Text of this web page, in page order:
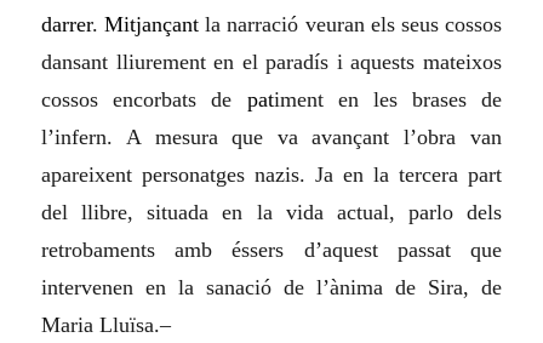
darrer.Mitjançant la narració veuran els seus cossos
dansant lliurement en el paradís i aquests mateixos
cossos encorbats de patiment en les brases de
l’infern. A mesura que va avançant l’obra van
apareixent personatges nazis. Ja en la tercera part
del llibre, situada en la vida actual, parlo dels
retrobaments amb éssers d’aquest passat que
intervenen en la sanació de l’ànima de Sira, de
Maria Lluïsa.–